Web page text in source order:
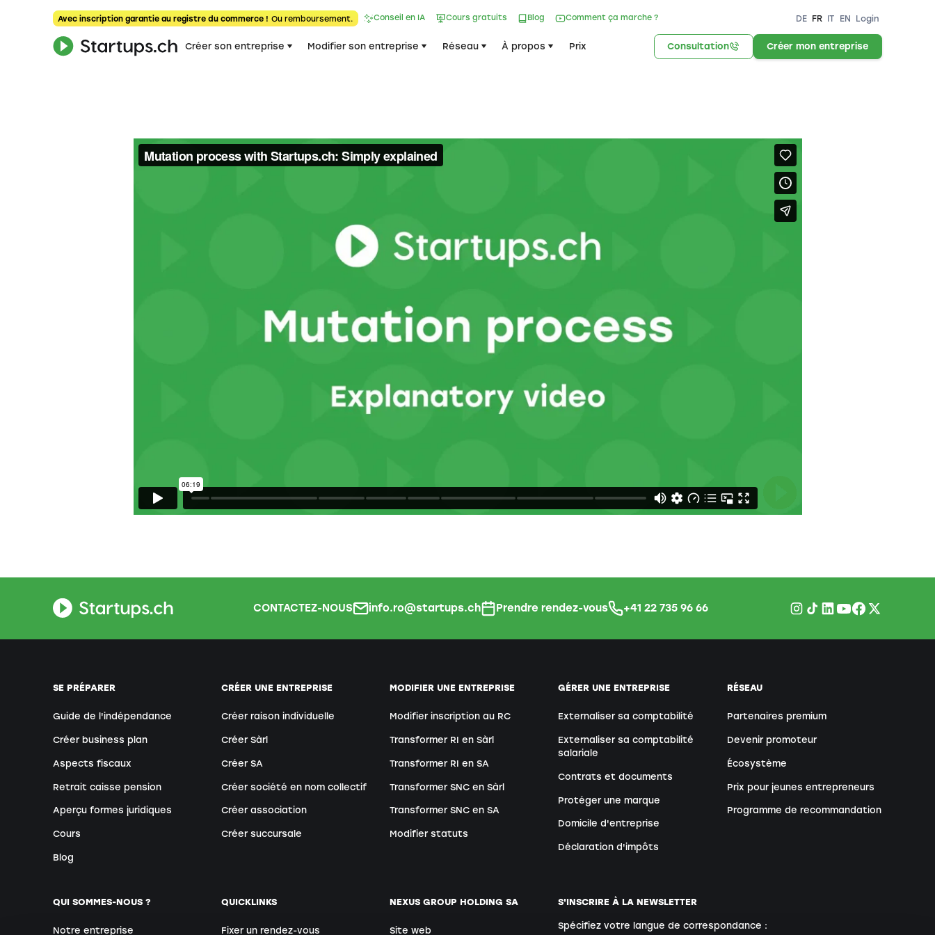
Avec inscription garantie au registre du commerce ! Ou remboursement. Conseil en IA Cours gratuits Blog Comment ça marche ? DE FR IT EN Login
Créer son entreprise Modifier son entreprise Réseau À propos Prix Consultation Créer mon entreprise
CONTACTEZ-NOUS info.ro@startups.ch Prendre rendez-vous +41 22 735 96 66
SE PRÉPARER
Guide de l'indépendance
Créer business plan
Aspects fiscaux
Retrait caisse pension
Aperçu formes juridiques
Cours
Blog
CRÉER UNE ENTREPRISE
Créer raison individuelle
Créer Sàrl
Créer SA
Créer société en nom collectif
Créer association
Créer succursale
MODIFIER UNE ENTREPRISE
Modifier inscription au RC
Transformer RI en Sàrl
Transformer RI en SA
Transformer SNC en Sàrl
Transformer SNC en SA
Modifier statuts
GÉRER UNE ENTREPRISE
Externaliser sa comptabilité
Externaliser sa comptabilité
salariale
Contrats et documents
Protéger une marque
Domicile d'entreprise
Déclaration d'impôts
RÉSEAU
Partenaires premium
Devenir promoteur
Écosystème
Prix pour jeunes entrepreneurs
Programme de recommandation
QUI SOMMES-NOUS ?
Notre entreprise
QUICKLINKS
Fixer un rendez-vous
NEXUS GROUP HOLDING SA
Site web
S'INSCRIRE À LA NEWSLETTER
Spécifiez votre langue de correspondance :